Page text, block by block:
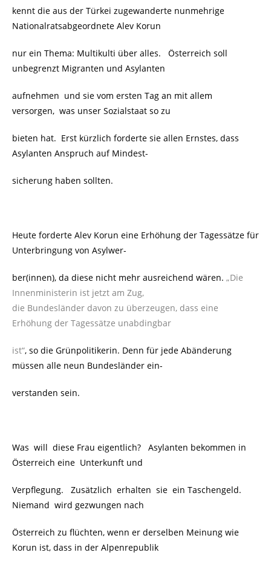
kennt die aus der Türkei zugewanderte nunmehrige
Nationalratsabgeordnete Alev Korun
nur ein Thema: Multikulti über alles. Österreich soll
unbegrenzt Migranten und Asylanten
aufnehmen und sie vom ersten Tag an mit allem
versorgen, was unser Sozialstaat so zu
bieten hat. Erst kürzlich forderte sie allen Ernstes, dass
Asylanten Anspruch auf Mindest-
sicherung haben sollten.
Heute forderte Alev Korun eine Erhöhung der Tagessätze für
Unterbringung von Asylwer-
ber(innen), da diese nicht mehr ausreichend wären. „Die
Innenministerin ist jetzt am Zug,
die Bundesländer davon zu überzeugen, dass eine
Erhöhung der Tagessätze unabdingbar
ist“, so die Grünpolitikerin. Denn für jede Abänderung
müssen alle neun Bundesländer ein-
verstanden sein.
Was will diese Frau eigentlich? Asylanten bekommen in
Österreich eine Unterkunft und
Verpflegung. Zusätzlich erhalten sie ein Taschengeld.
Niemand wird gezwungen nach
Österreich zu flüchten, wenn er derselben Meinung wie
Korun ist, dass in der Alpenrepublik